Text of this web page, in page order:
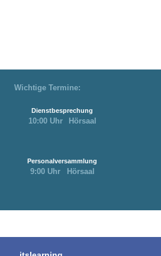
Wichtige Termine:
Dienstbesprechung
10:00 Uhr Hörsaal
Personalversammlung
9:00 Uhr Hörsaal